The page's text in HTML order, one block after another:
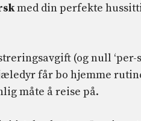
med din perfekte
(og null
får bo hjemme
måte å reise på.